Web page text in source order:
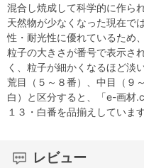
混合し焼成して科学的に作ら
天然物が少なくなった現在で
性・耐光性に優れているため
粒子の大きさが番号で表示さ
く、粒子が細かくなるほど淡
荒目（５～８番）、中目（９
白）と区分すると、「e-画材
１３・白番を品揃えしています
レビュー